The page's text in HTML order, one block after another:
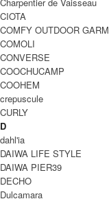
LEG
HAND
BRAND一覧
BRAND一覧
PUMA (プー
CIOTA
COMFY OUTDOOR
COMOLI
CONVERSE
COOCHUCAMP
COOHEM
crepuscule
CURLY
D
dahl'ia
DAIWA LIFE STYLE
DAIWA PIER39
DECHO
Dulcamara